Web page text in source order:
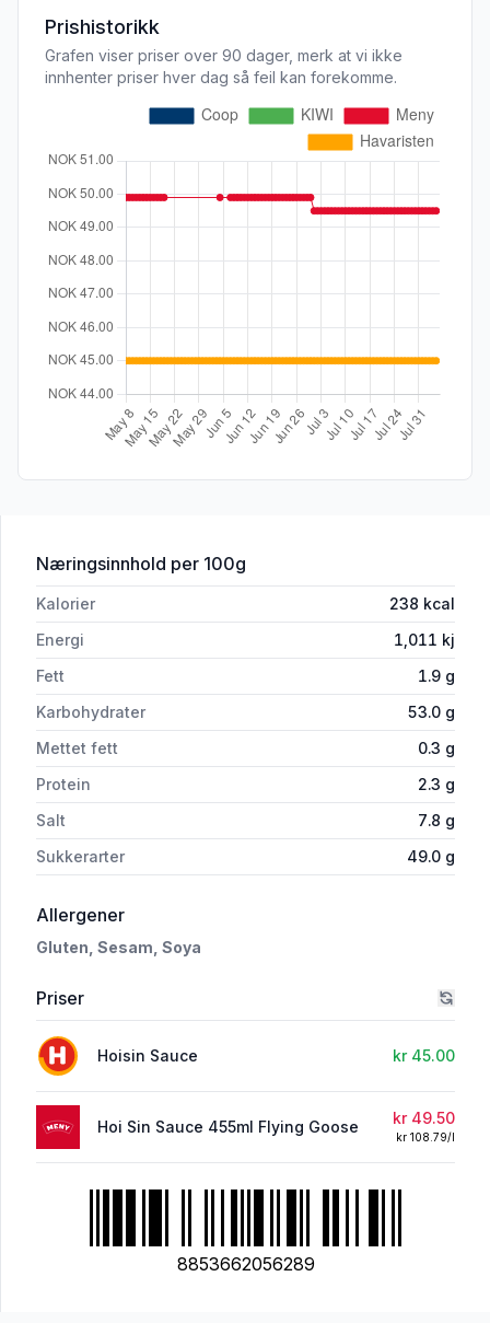
Prishistorikk
Grafen viser priser over 90 dager, merk at vi ikke
innhenter priser hver dag så feil kan forekomme.
Næringsinnhold for 'Flying Goose Hoi Sin Sauce 455ml'
per 100g
Kalorier 238 kcal
Energi
1,011 kj
Fett
1.9 g
Karbohydrater
53.0 g
Mettet fett
0.3 g
Protein
2.3 g
Salt
7.8 g
Sukkerarter
49.0 g
Allergeneri 'Flying Goose Hoi Sin Sauce 455ml'
Gluten, Sesam, Soya
Priser
Hoisin Sauce kr 45.00
Hoi Sin Sauce 455ml Flying Goose kr 49.50
kr 108.79/l
8853662056289